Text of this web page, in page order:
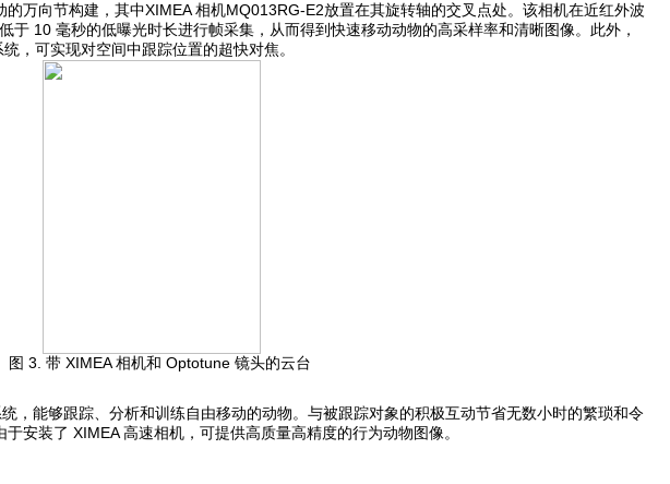
万向节构建，其中XIMEA 相机MQ013RG-E2放置在其旋转轴的交叉点处。该相机在近红外波
于 10 毫秒的低曝光时长进行帧采集，从而得到快速移动动物的高采样率和清晰图像。此外，
，可实现对空间中跟踪位置的超快对焦。
图 3. 带 XIMEA 相机和 Optotune 镜头的云台
，能够跟踪、分析和训练自由移动的动物。与被跟踪对象的积极互动节省无数小时的繁琐和令
安装了 XIMEA 高速相机，可提供高质量高精度的行为动物图像。